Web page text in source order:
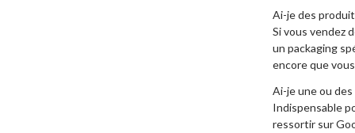
Ai-je des
Si vous vendez
un packaging
encore que
Ai-je une ou
Indispensable
ressortir sur